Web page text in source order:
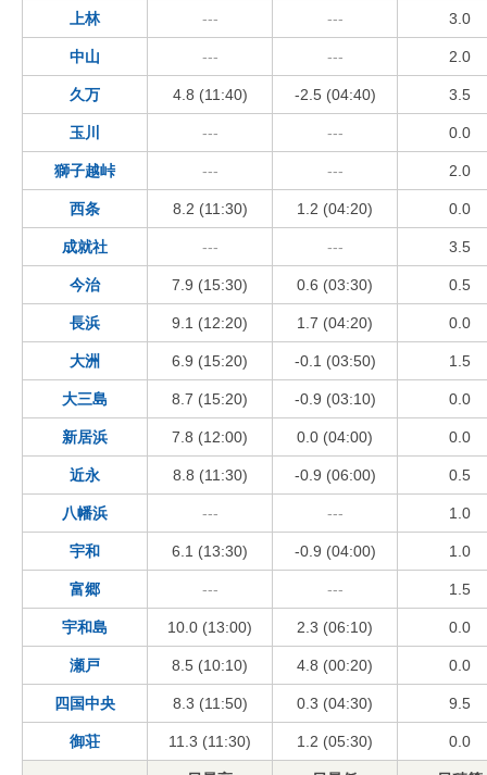
上林 --- --- 3.0
中山 --- --- 2.0
久万 4.8 (11:40) -2.5 (04:40) 3.5
玉川 --- --- 0.0
獅子越峠 --- --- 2.0
西条 8.2 (11:30) 1.2 (04:20) 0.0
成就社 --- --- 3.5
今治 7.9 (15:30) 0.6 (03:30) 0.5
長浜 9.1 (12:20) 1.7 (04:20) 0.0
大洲 6.9 (15:20) -0.1 (03:50) 1.5
大三島 8.7 (15:20) -0.9 (03:10) 0.0
新居浜 7.8 (12:00) 0.0 (04:00) 0.0
近永 8.8 (11:30) -0.9 (06:00) 0.5
八幡浜 --- --- 1.0
宇和 6.1 (13:30) -0.9 (04:00) 1.0
富郷 --- --- 1.5
宇和島 10.0 (13:00) 2.3 (06:10) 0.0
瀬戸 8.5 (10:10) 4.8 (00:20) 0.0
四国中央 8.3 (11:50) 0.3 (04:30) 9.5
御荘 11.3 (11:30) 1.2 (05:30) 0.0